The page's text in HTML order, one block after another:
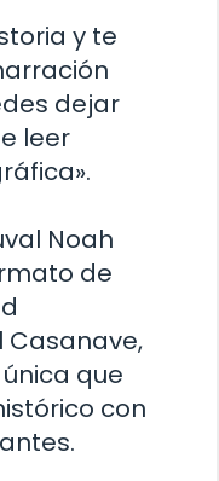
y te
dejar
leer
Noah
de
Casanave,
que
con